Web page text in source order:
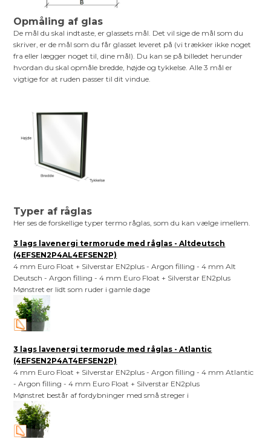
Opmåling af glas
De mål du skal indtaste, er glassets mål. Det vil sige de mål som du
skriver, er de mål som du får glasset leveret på (vi trækker ikke noget
fra eller lægger noget til, dine mål). Du kan se på billedet herunder
hvordan du skal opmåle bredde, højde og tykkelse. Alle 3 mål er
vigtige for at ruden passer til dit vindue.
Typer af råglas
Her ses de forskellige typer termo råglas, som du kan vælge imellem.
3 lags lavenergi termorude med råglas - Altdeutsch
(4EFSEN2P4AL4EFSEN2P)
4 mm Euro Float + Silverstar EN2plus - Argon filling - 4 mm Alt
Deutsch - Argon filling - 4 mm Euro Float + Silverstar EN2plus
Mønstret er lidt som ruder i gamle dage
3 lags lavenergi termorude med råglas - Atlantic
(4EFSEN2P4AT4EFSEN2P)
4 mm Euro Float + Silverstar EN2plus - Argon filling - 4 mm Atlantic
- Argon filling - 4 mm Euro Float + Silverstar EN2plus
Mønstret består af fordybninger med små streger i